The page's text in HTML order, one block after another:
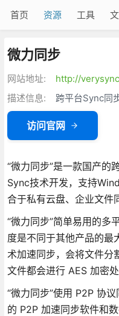
首页 资源 工具
微力同步
网站地址:
http://
描述信息:
跨平台Sync同
访问官网
“微力同步”是一款国产的
Sync技术开发，支持
合于私有云盘、企业文件
“微力同步”简单易用的多
度是不同于其他产品的最
术加速同步，会将文件分
文件都会进行 AES 加密处
“微力同步”使用 P2P 协
的 P2P 加速同步软件和